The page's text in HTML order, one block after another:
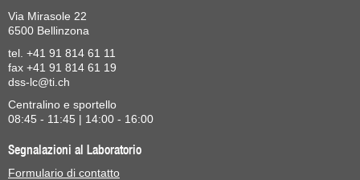
Via Mirasole 22
6500 Bellinzona
tel. +41 91 814 61 11
fax +41 91 814 61 19
dss-lc@ti.ch
Centralino e sportello
08:45 - 11:45 | 14:00 - 16:00
Segnalazioni al Laboratorio
Formulario di contatto